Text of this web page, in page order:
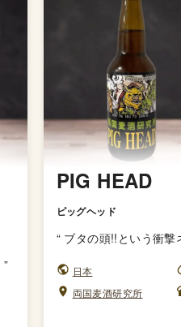
”
PIG HEAD
ピッグヘッド
“ ブタの頭!!という衝撃
日本
両国麦酒研究所